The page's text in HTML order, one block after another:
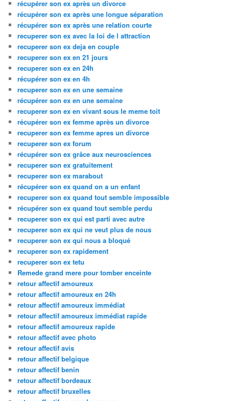
récupérer son ex après un divorce
récupérer son ex après une longue séparation
récupérer son ex après une relation courte
recuperer son ex avec la loi de l attraction
recuperer son ex deja en couple
recuperer son ex en 21 jours
recuperer son ex en 24h
récupérer son ex en 4h
recuperer son ex en une semaine
récupérer son ex en une semaine
recuperer son ex en vivant sous le meme toit
récupérer son ex femme après un divorce
recuperer son ex femme apres un divorce
recuperer son ex forum
récupérer son ex grâce aux neurosciences
recuperer son ex gratuitement
recuperer son ex marabout
récupérer son ex quand on a un enfant
recuperer son ex quand tout semble impossible
récupérer son ex quand tout semble perdu
recuperer son ex qui est parti avec autre
recuperer son ex qui ne veut plus de nous
recuperer son ex qui nous a bloqué
recuperer son ex rapidement
recuperer son ex tetu
Remede grand mere pour tomber enceinte
retour affectif amoureux
retour affectif amoureux en 24h
retour affectif amoureux immédiat
retour affectif amoureux immédiat rapide
retour affectif amoureux rapide
retour affectif avec photo
retour affectif avis
retour affectif belgique
retour affectif benin
retour affectif bordeaux
retour affectif bruxelles